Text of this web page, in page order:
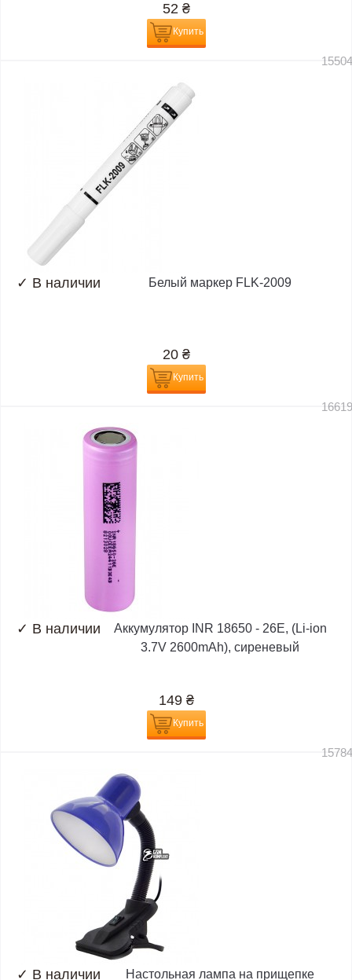
52 ₴
Купить
✓ В наличии Белый маркер FLK-2009
20 ₴
Купить
✓ В наличии
Аккумулятор INR 18650 - 26E, (Li-ion
3.7V 2600mAh), сиреневый
149 ₴
Купить
✓ В наличии
Настольная лампа на прищепке